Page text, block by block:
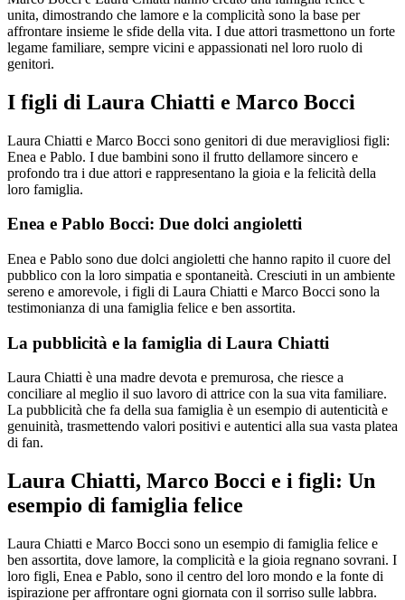
unita, dimostrando che lamore e la complicità sono la base per
affrontare insieme le sfide della vita. I due attori trasmettono un forte
legame familiare, sempre vicini e appassionati nel loro ruolo di
genitori.
I figli di Laura Chiatti e Marco Bocci
Laura Chiatti e Marco Bocci sono genitori di due meravigliosi figli:
Enea e Pablo. I due bambini sono il frutto dellamore sincero e
profondo tra i due attori e rappresentano la gioia e la felicità della
loro famiglia.
Enea e Pablo Bocci: Due dolci angioletti
Enea e Pablo sono due dolci angioletti che hanno rapito il cuore del
pubblico con la loro simpatia e spontaneità. Cresciuti in un ambiente
sereno e amorevole, i figli di Laura Chiatti e Marco Bocci sono la
testimonianza di una famiglia felice e ben assortita.
La pubblicità e la famiglia di Laura Chiatti
Laura Chiatti è una madre devota e premurosa, che riesce a
conciliare al meglio il suo lavoro di attrice con la sua vita familiare.
La pubblicità che fa della sua famiglia è un esempio di autenticità e
genuinità, trasmettendo valori positivi e autentici alla sua vasta platea
di fan.
Laura Chiatti, Marco Bocci e i figli: Un
esempio di famiglia felice
Laura Chiatti e Marco Bocci sono un esempio di famiglia felice e
ben assortita, dove lamore, la complicità e la gioia regnano sovrani. I
loro figli, Enea e Pablo, sono il centro del loro mondo e la fonte di
ispirazione per affrontare ogni giornata con il sorriso sulle labbra.